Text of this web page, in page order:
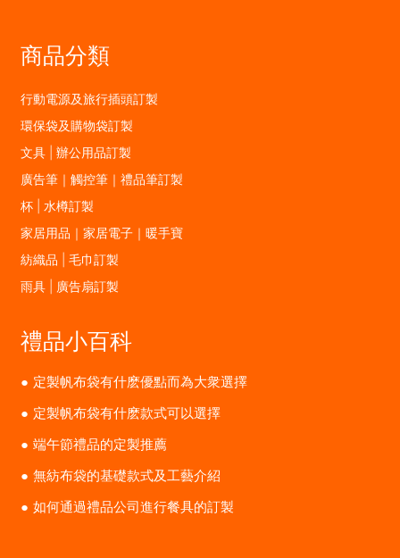
商品分類
行動電源及旅行插頭訂製
環保袋及購物袋訂製
文具 | 辦公用品訂製
廣告筆｜觸控筆｜禮品筆訂製
杯 | 水樽訂製
家居用品｜家居電子｜暖手寶
紡織品 | 毛巾訂製
雨具 | 廣告扇訂製
禮品小百科
定製帆布袋有什麽優點而為大衆選擇
定製帆布袋有什麽款式可以選擇
端午節禮品的定製推薦
無紡布袋的基礎款式及工藝介紹
如何通過禮品公司進行餐具的訂製